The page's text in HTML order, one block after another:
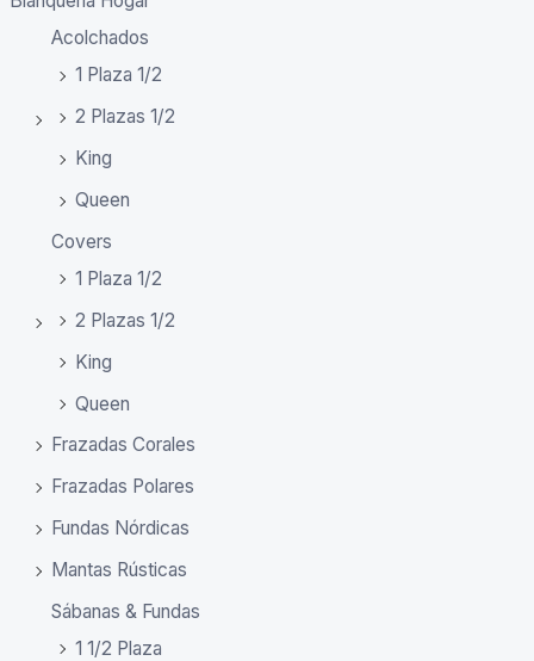
Acolchados
1 Plaza 1/2
2 Plazas 1/2
King
Queen
Covers
1 Plaza 1/2
2 Plazas 1/2
King
Queen
Frazadas Corales
Frazadas Polares
Fundas Nórdicas
Mantas Rústicas
Sábanas & Fundas
1 1/2 Plaza